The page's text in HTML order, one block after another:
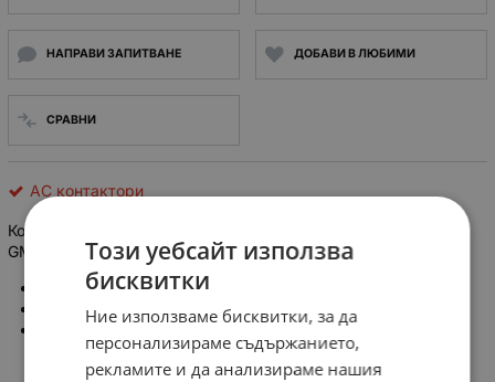
НАПРАВИ ЗАПИТВАНЕ ДОБАВИ В ЛЮБИМИ
СРАВНИ
AC контактори
Контактор 300A, с бобина 100-240V DC / AC 50/60Hz
GMC300 LS Contactor
Производител: LS Contactor, Корея
Номинален ток при 380V: 300А
Напрежение на бобина: 100-240V DC / AC 50/60Hz
Този уебсайт използва
бисквитки
Ние използваме бисквитки, за да
персонализираме съдържанието,
рекламите и да анализираме нашия